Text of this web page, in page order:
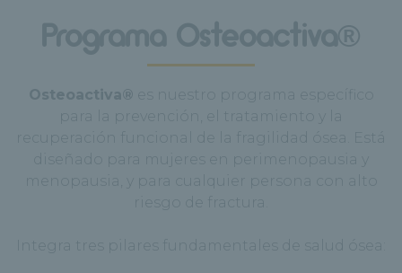
Programa Osteoactiva®
Osteoactiva® es nuestro programa específico
para la prevención, el tratamiento y la
recuperación funcional de la fragilidad ósea. Está
diseñado para mujeres en perimenopausia y
menopausia, y para cualquier persona con alto
riesgo de fractura.
Integra tres pilares fundamentales de salud ósea: